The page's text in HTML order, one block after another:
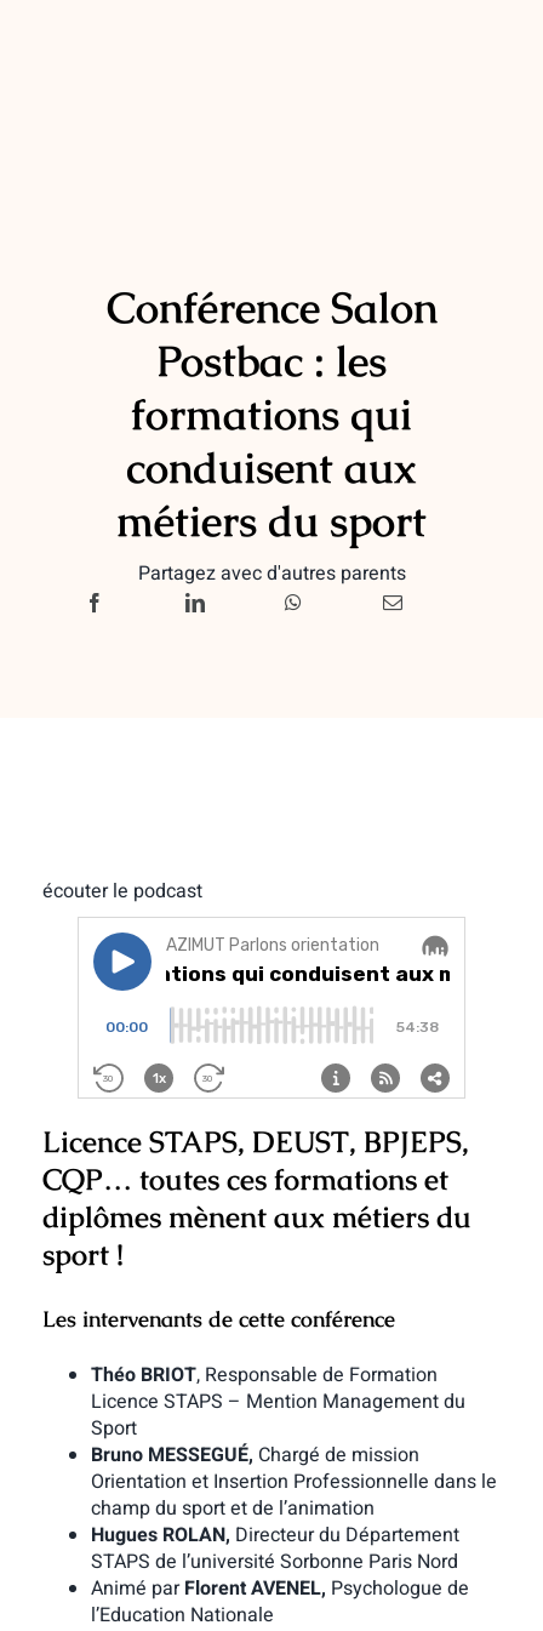
Conférence Salon
Postbac : les
formations qui
conduisent aux
métiers du sport
Partagez avec d'autres parents
écouter le podcast
Licence STAPS, DEUST, BPJEPS,
CQP… toutes ces formations et
diplômes mènent aux métiers du
sport !
Les intervenants de cette conférence
Théo BRIOT, Responsable de Formation
Licence STAPS – Mention Management du
Sport
Bruno MESSEGUÉ, Chargé de mission
Orientation et Insertion Professionnelle dans le
champ du sport et de l’animation
Hugues ROLAN, Directeur du Département
STAPS de l’université Sorbonne Paris Nord
Animé parFlorent AVENEL, Psychologue de
l’Education Nationale